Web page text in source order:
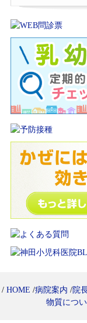
/ HOME /病院案内 /院
物質につ